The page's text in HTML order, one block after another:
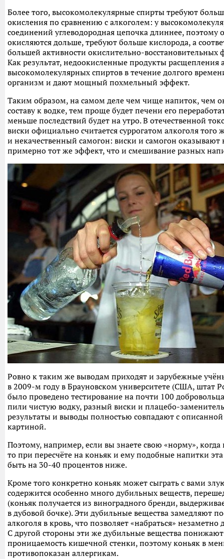
Более того, высокомолекулярные спирты требуют
окисления по сравнению с алкоголем: у
соединений углеводородная цепочка длиннее, поэтому
окисляются дольше, требуют больше кислорода, а
большей активности окислительно-восстановительных
Как результат, недоокисленные продукты расщепления
высокомолекулярных спиртов в течение долгого
организм и дают мощный похмельный эффект.
Таким образом, на самом деле чем чище напиток, чем
составу к водке, тем проще будет печени его
меньше последствий будет на утро. В отечественной
виски официально считается суррогатом алкоголя того
и некачественный самогон: виски и самогон оказывают
примерно тот же эффект, что и смешивание разных
Ровно к таким же выводам приходят и зарубежные
в 2009-м году в Брауновском университете (США, штат
было проведено тестирование на почти 100
пили чистую водку, разный виски и плацебо-
результаты и выводы полностью совпадают с
картиной.
Поэтому, например, если вы знаете свою «норму», когда
то при пересчёте на коньяк и ему подобные напитки
быть на 30-40 процентов ниже.
Кроме того конкретно коньяк может сыграть с вами
содержится особенно много дубильных веществ,
(коньяк получается из виноградного бренди,
в дубовой бочке). Эти дубильные вещества замедляют
алкоголя в кровь, что позволяет «набраться»
С другой стороны эти же дубильные вещества понижают
проницаемость кишечной стенки, поэтому коньяк в
противопоказан аллергикам.